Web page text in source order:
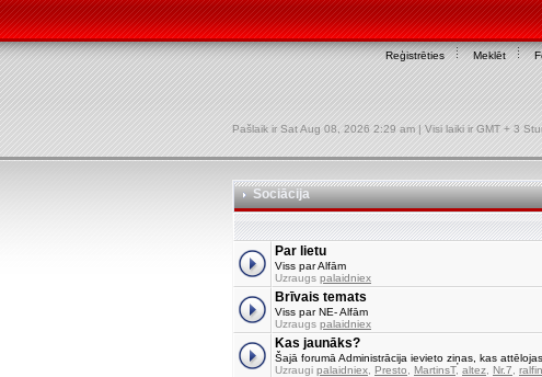
Reģistrēties Meklēt
Pašlaik ir Sat Aug 08, 2026 2:29 am | Visi laiki ir GMT + 3
Sociācija
Par lietu
Viss par Alfām
Uzraugs palaidniex
Brīvais temats
Viss par NE- Alfām
Uzraugs palaidniex
Kas jaunāks?
Šajā forumā Administrācija ievieto ziņas, kas
Uzraugi palaidniex Presto MartinsT, altez Nr.7